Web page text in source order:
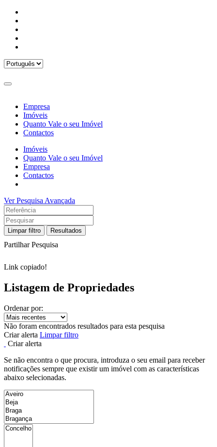
Empresa
Imóveis
Quanto Vale o seu Imóvel
Contactos
Imóveis
Quanto Vale o seu Imóvel
Empresa
Contactos
Ver Pesquisa Avançada
Limpar filtro Resultados
Partilhar Pesquisa
Link copiado!
Listagem de Propriedades
Ordenar por:
Não foram encontrados resultados para esta pesquisa
Criar alerta Limpar filtro
Criar alerta
Se não encontra o que procura, introduza o seu email para receber
notificações sempre que existir um imóvel com as características
abaixo selecionadas.